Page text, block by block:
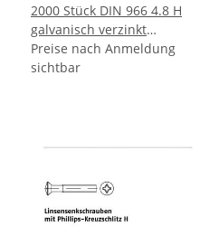
2000 Stück DIN 966 4.8 H
galvanisch verzinkt
Linsenkopfschrauben mit
Phillips Kreuzschlitz H
Preise nach Anmeldung
sichtbar